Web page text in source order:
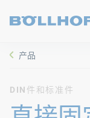
产品
DIN件和标准件